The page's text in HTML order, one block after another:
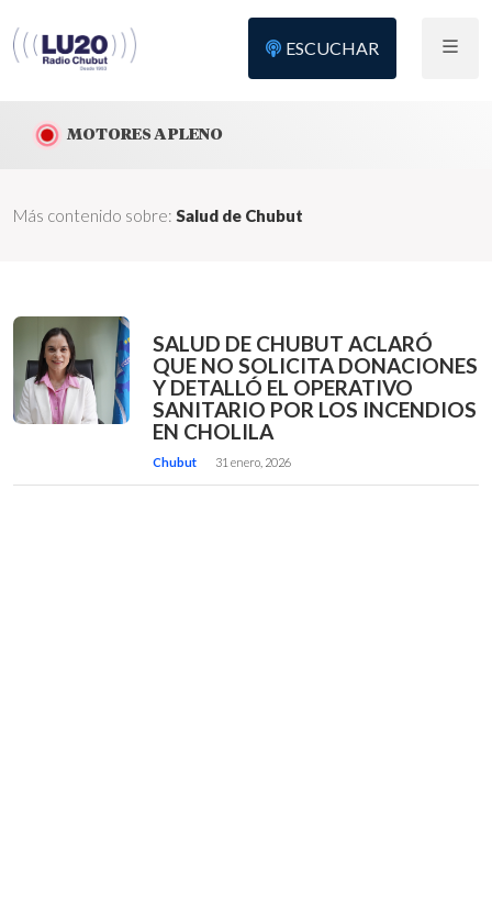
ESCUCHAR
MOTORES A PLENO
Más contenido sobre: Salud de Chubut
SALUD DE CHUBUT ACLARÓ
QUE NO SOLICITA DONACIONES
Y DETALLÓ EL OPERATIVO
SANITARIO POR LOS INCENDIOS
EN CHOLILA
Chubut 31 enero, 2026